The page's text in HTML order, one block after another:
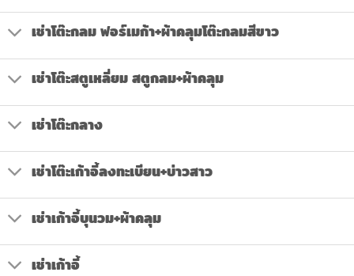
เช่าโต๊ะกลม ฟอร์เมก้า+ผ้าคลุมโต๊ะกลมสีขาว
เช่าโต๊ะสตูเหลี่ยม สตูกลม+ผ้าคลุม
เช่าโต๊ะกลาง
เช่าโต๊ะเก้าอี้ลงทะเบียน+บ่าวสาว
เช่าเก้าอี้บุนวม+ผ้าคลุม
เช่าเก้าอี้